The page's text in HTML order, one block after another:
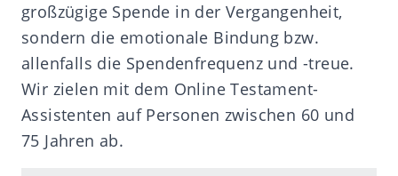
großzügige Spende in der Vergangenheit,
sondern die emotionale Bindung bzw.
allenfalls die Spendenfrequenz und -treue.
Wir zielen mit dem Online Testament-
Assistenten auf Personen zwischen 60 und
75 Jahren ab.